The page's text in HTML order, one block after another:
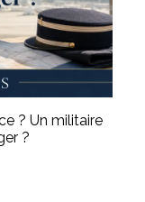
? Un militaire
?